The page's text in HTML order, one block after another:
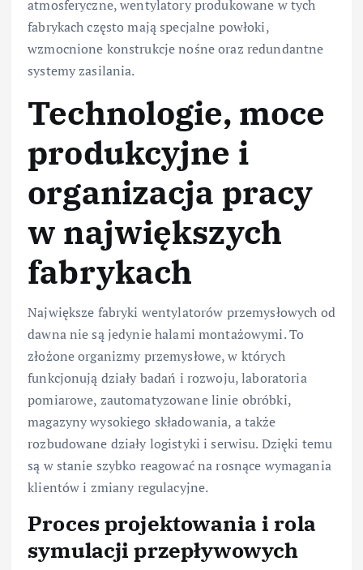
atmosferyczne, wentylatory produkowane w tych
fabrykach często mają specjalne powłoki,
wzmocnione konstrukcje nośne oraz redundantne
systemy zasilania.
Technologie, moce
produkcyjne i
organizacja pracy
w największych
fabrykach
Największe fabryki wentylatorów przemysłowych od
dawna nie są jedynie halami montażowymi. To
złożone organizmy przemysłowe, w których
funkcjonują działy badań i rozwoju, laboratoria
pomiarowe, zautomatyzowane linie obróbki,
magazyny wysokiego składowania, a także
rozbudowane działy logistyki i serwisu. Dzięki temu
są w stanie szybko reagować na rosnące wymagania
klientów i zmiany regulacyjne.
Proces projektowania i rola
symulacji przepływowych